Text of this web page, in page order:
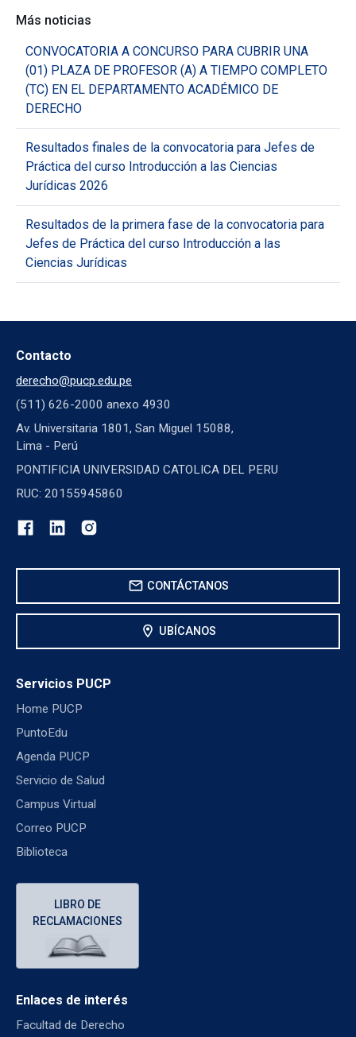
Más noticias
CONVOCATORIA A CONCURSO PARA CUBRIR UNA
(01) PLAZA DE PROFESOR (A) A TIEMPO COMPLETO
(TC) EN EL DEPARTAMENTO ACADÉMICO DE
DERECHO
Resultados finales de la convocatoria para Jefes de
Práctica del curso Introducción a las Ciencias
Jurídicas 2026
Resultados de la primera fase de la convocatoria para
Jefes de Práctica del curso Introducción a las
Ciencias Jurídicas
Contacto
derecho@pucp.edu.pe
(511) 626-2000 anexo 4930
Av. Universitaria 1801, San Miguel 15088,
Lima - Perú
PONTIFICIA UNIVERSIDAD CATOLICA DEL PERU
RUC: 20155945860
mail CONTÁCTANOS
location_on UBÍCANOS
Servicios PUCP
Home PUCP
PuntoEdu
Agenda PUCP
Servicio de Salud
Campus Virtual
Correo PUCP
Biblioteca
LIBRO DE
RECLAMACIONES
Enlaces de interés
Facultad de Derecho